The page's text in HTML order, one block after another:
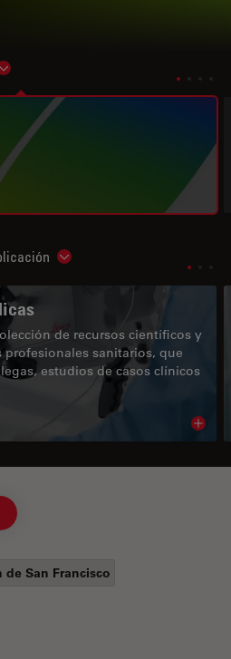
subnavigation
Show subnavigation
de recursos científicos y
sanitarios, que
estudios de casos clínicos
San Francisco